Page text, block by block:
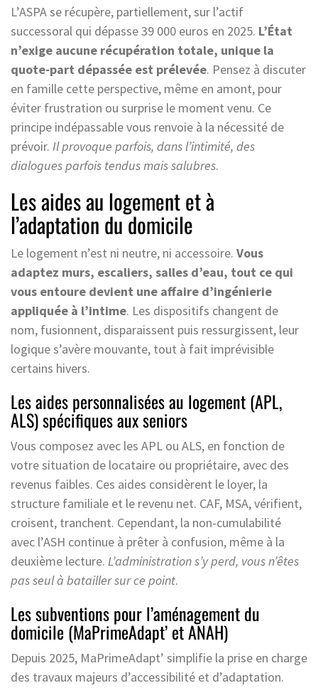
L’ASPA se récupère, partiellement, sur l’actif
successoral qui dépasse 39 000 euros en 2025. L’État
n’exige aucune récupération totale, unique la
quote-part dépassée est prélevée. Pensez à discuter
en famille cette perspective, même en amont, pour
éviter frustration ou surprise le moment venu. Ce
principe indépassable vous renvoie à la nécessité de
prévoir. Il provoque parfois, dans l’intimité, des
dialogues parfois tendus mais salubres.
Les aides au logement et à
l’adaptation du domicile
Le logement n’est ni neutre, ni accessoire. Vous
adaptez murs, escaliers, salles d’eau, tout ce qui
vous entoure devient une affaire d’ingénierie
appliquée à l’intime. Les dispositifs changent de
nom, fusionnent, disparaissent puis ressurgissent, leur
logique s’avère mouvante, tout à fait imprévisible
certains hivers.
Les aides personnalisées au logement (APL,
ALS) spécifiques aux seniors
Vous composez avec les APL ou ALS, en fonction de
votre situation de locataire ou propriétaire, avec des
revenus faibles. Ces aides considèrent le loyer, la
structure familiale et le revenu net. CAF, MSA, vérifient,
croisent, tranchent. Cependant, la non-cumulabilité
avec l’ASH continue à prêter à confusion, même à la
deuxième lecture. L’administration s’y perd, vous n’êtes
pas seul à batailler sur ce point.
Les subventions pour l’aménagement du
domicile (MaPrimeAdapt’ et ANAH)
Depuis 2025, MaPrimeAdapt’ simplifie la prise en charge
des travaux majeurs d’accessibilité et d’adaptation.